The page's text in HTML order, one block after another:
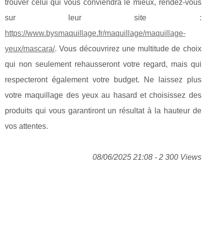
trouver celui qui vous conviendra le mieux, rendez-vous
sur leur site :
https://www.bysmaquillage.fr/maquillage/maquillage-
yeux/mascara/. Vous découvrirez une multitude de choix
qui non seulement rehausseront votre regard, mais qui
respecteront également votre budget. Ne laissez plus
votre maquillage des yeux au hasard et choisissez des
produits qui vous garantiront un résultat à la hauteur de
vos attentes.
08/06/2025 21:08 - 2 300 Views